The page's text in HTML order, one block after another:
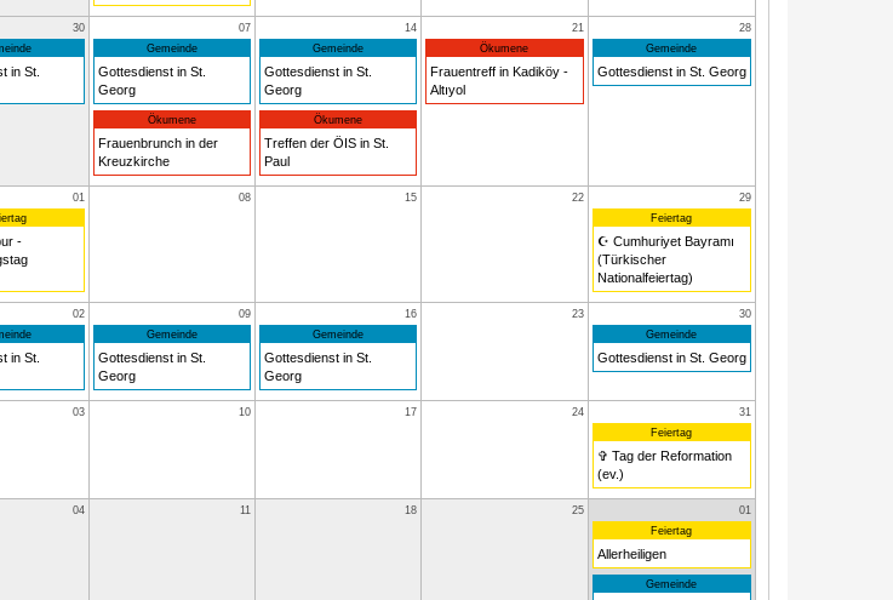
30
in St.
07
Gemeinde
Gottesdienst in St.
Georg
Ökumene
Frauenbrunch in der
Kreuzkirche
14
Gemeinde
Gottesdienst in St.
Georg
Ökumene
Treffen der ÖIS in St.
Paul
21
Ökumene
Frauentreff in Kadiköy -
Altıyol
28
Gemeinde
Gottesdienst in St. Georg
01
-
08 15 22
29
Feiertag
☪ Cumhuriyet Bayramı
(Türkischer
Nationalfeiertag)
02
in St.
09
Gemeinde
Gottesdienst in St.
Georg
16
Gemeinde
Gottesdienst in St.
Georg
23
30
Gemeinde
Gottesdienst in St. Georg
03 10 17 24
31
Feiertag
✞ Tag der Reformation
(ev.)
04 11 18 25
01
Feiertag
Allerheiligen
Gemeinde